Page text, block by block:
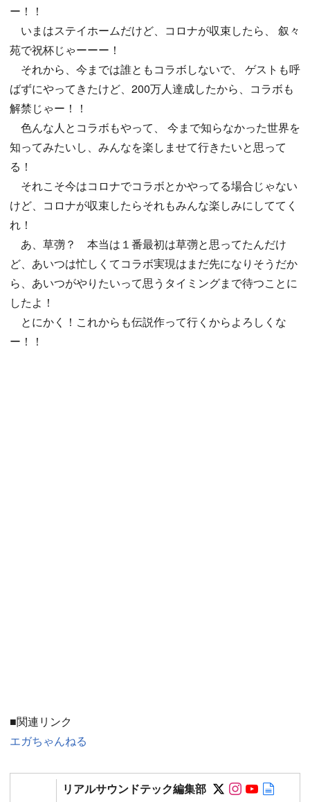
ー！！
いまはステイホームだけど、コロナが収束したら、 叙々
苑で祝杯じゃーーー！
それから、今までは誰ともコラボしないで、 ゲストも呼
ばずにやってきたけど、200万人達成したから、コラボも
解禁じゃー！！
色んな人とコラボもやって、 今まで知らなかった世界を
知ってみたいし、みんなを楽しませて行きたいと思って
る！
それこそ今はコロナでコラボとかやってる場合じゃない
けど、コロナが収束したらそれもみんな楽しみにしててく
れ！
あ、草彅？ 本当は１番最初は草彅と思ってたんだけ
ど、あいつは忙しくてコラボ実現はまだ先になりそうだか
ら、あいつがやりたいって思うタイミングまで待つことに
したよ！
とにかく！これからも伝説作って行くからよろしくな
ー！！
■関連リンク
エガちゃんねる
リアルサウンドテック編集部 Follow on
Follow on
Follow